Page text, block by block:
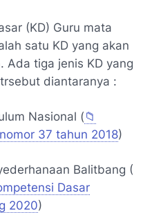
(KD) Guru mata
satu KD yang akan
Ada tiga jenis KD yang
diantaranya :
Nasional ( 📁
37 tahun 2018)
Balitbang (
Dasar
2020)